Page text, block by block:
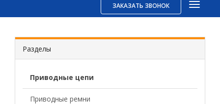
ЗАКАЗАТЬ ЗВОНОК
Разделы
Приводные цепи
Приводные ремни